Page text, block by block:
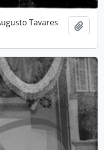
Tavares